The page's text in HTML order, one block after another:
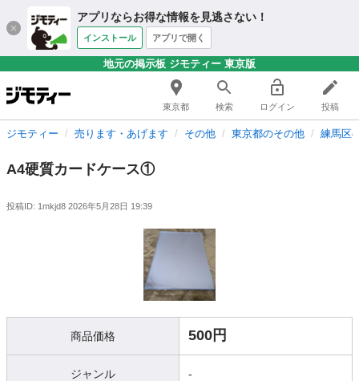
アプリならお得な情報を見逃さない！
インストール アプリで開く
地元の掲示板 ジモティー 東京版
東京都 検索 ログイン 投稿
ジモティー 売ります・あげます その他 東京都のその他 練馬区
A4硬質カードケース①
投稿ID: 1mkjd8 2026年5月28日 19:39
商品価格 500円
ジャンル -